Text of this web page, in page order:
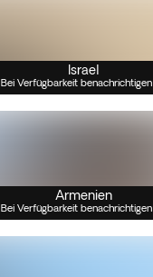
Israel
Bei Verfügbarkeit benachrichtigen
Armenien
Bei Verfügbarkeit benachrichtigen